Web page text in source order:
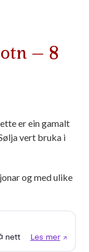
– 8
er ein gamalt
vert bruka i
og med ulike